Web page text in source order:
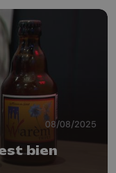
08/08/2025
bien